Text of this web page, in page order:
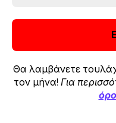
Θα λαμβάνετε
τον μήνα! Για